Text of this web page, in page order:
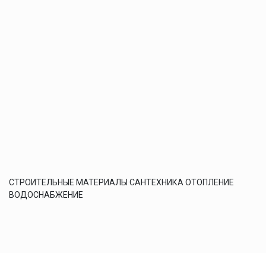
СТРОИТЕЛЬНЫЕ МАТЕРИАЛЫ САНТЕХНИКА ОТОПЛЕНИЕ
ВОДОСНАБЖЕНИЕ